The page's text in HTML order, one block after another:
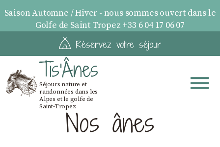
Saison Automne / Hiver - nous sommes ouvert dans le
Golfe de Saint Tropez +33 6 04 17 06 07
Réservez votre séjour
Tis'Ânes
Séjours nature et
randonnées dans les
Alpes et le golfe de
Saint-TropezNos ânes